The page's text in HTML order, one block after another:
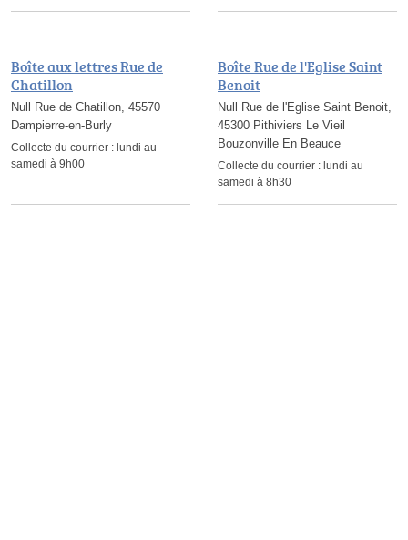
Boîte aux lettres Rue de
Chatillon
Null Rue de Chatillon, 45570
Dampierre-en-Burly
Collecte du courrier : lundi au
samedi à 9h00
Boîte Rue de l'Eglise Saint
Benoit
Null Rue de l'Eglise Saint Benoit,
45300 Pithiviers Le Vieil
Bouzonville En Beauce
Collecte du courrier : lundi au
samedi à 8h30